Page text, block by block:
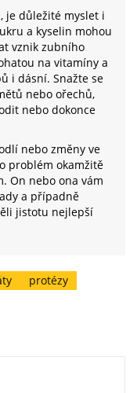
je důležité myslet i
a kyselin mohou
vznik zubního
na vitamíny a
i dásní. Snažte se
nebo ořechů,
nebo dokonce
nebo změny ve
problém okamžitě
On nebo ona vám
a případně
jistotu nejlepší
protézy